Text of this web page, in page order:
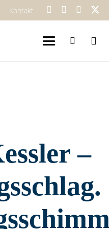
Kontakt
–